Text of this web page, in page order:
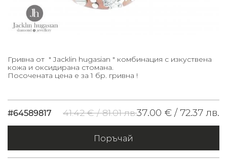
Гривна от " Jacklin hugasian " комбинация с изкуствена
кожа и оксидирана стомана.
Посочената цена е за 1 бр. гривна !
#64589817 41.42 € /81.01 лв.37.00 € / 72.37 лв.
Поръчай